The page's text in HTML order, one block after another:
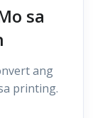
sa
ang
printing.